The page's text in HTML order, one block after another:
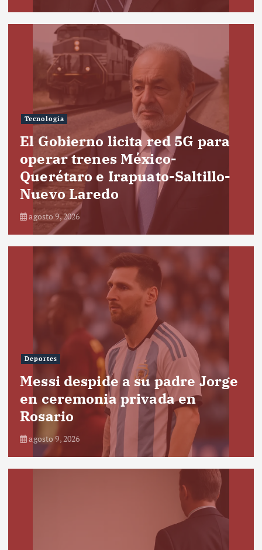
Tecnología
El Gobierno licita red 5G para
operar trenes México-
Querétaro e Irapuato-Saltillo-
Nuevo Laredo
agosto 9, 2026
Deportes
Messi despide a su padre Jorge
en ceremonia privada en
Rosario
agosto 9, 2026